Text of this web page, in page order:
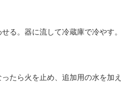
る。器に流して冷蔵庫で冷やす。
たら火を止め、追加用の水を加え